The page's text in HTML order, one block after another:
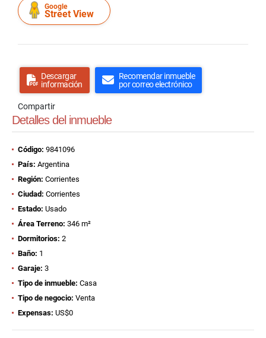
Google
Street View
Descargar
información
Recomendar inmueble
por correo electrónico
Compartir
Detalles del inmueble
Código: 9841096
País: Argentina
Región: Corrientes
Ciudad: Corrientes
Estado: Usado
Área Terreno: 346 m²
Dormitorios: 2
Baño: 1
Garaje: 3
Tipo de inmueble: Casa
Tipo de negocio: Venta
Expensas: US$0